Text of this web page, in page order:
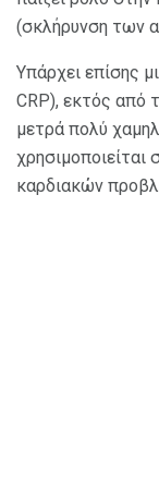
(σκλήρυνση των
Υπάρχει επίσης
CRP), εκτός από
μετρά πολύ
χρησιμοποιείται
καρδιακών